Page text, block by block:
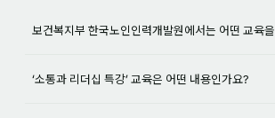
보건복지부 한국노인인력개발원에서는 어떤 교육
‘소통과 리더십 특강’ 교육은 어떤 내용인가요?